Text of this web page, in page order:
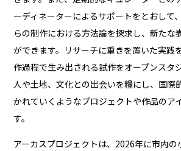
ーディネーターによるサポートをとおして
らの制作における方法論を探求し、新たな
ができます。リサーチに重きを置いた実践
作過程で生み出される試作をオープンスタ
人や土地、文化との出会いを糧にし、国際
かれていくようなプロジェクトや作品のア
す。
アーカスプロジェクトは、2026年に市内の